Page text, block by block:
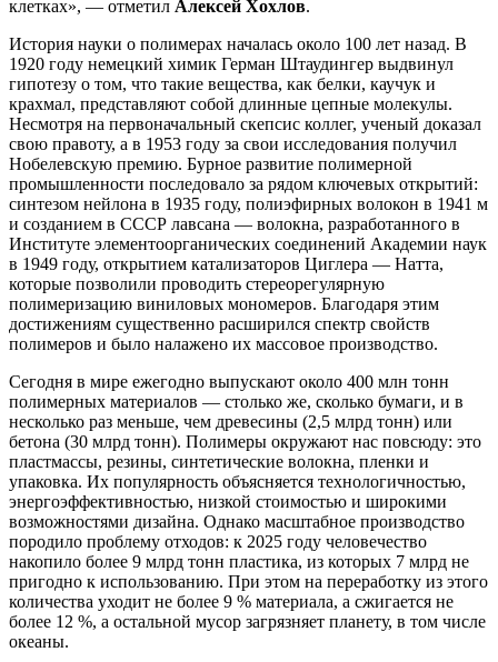
клетках», — отметил Алексей Хохлов.
История науки о полимерах началась около 100 лет назад. В
1920 году немецкий химик Герман Штаудингер выдвинул
гипотезу о том, что такие вещества, как белки, каучук и
крахмал, представляют собой длинные цепные молекулы.
Несмотря на первоначальный скепсис коллег, ученый доказал
свою правоту, а в 1953 году за свои исследования получил
Нобелевскую премию. Бурное развитие полимерной
промышленности последовало за рядом ключевых открытий:
синтезом нейлона в 1935 году, полиэфирных волокон в 1941 м
и созданием в СССР лавсана — волокна, разработанного в
Институте элементоорганических соединений Академии наук
в 1949 году, открытием катализаторов Циглера — Натта,
которые позволили проводить стереорегулярную
полимеризацию виниловых мономеров. Благодаря этим
достижениям существенно расширился спектр свойств
полимеров и было налажено их массовое производство.
Сегодня в мире ежегодно выпускают около 400 млн тонн
полимерных материалов — столько же, сколько бумаги, и в
несколько раз меньше, чем древесины (2,5 млрд тонн) или
бетона (30 млрд тонн). Полимеры окружают нас повсюду: это
пластмассы, резины, синтетические волокна, пленки и
упаковка. Их популярность объясняется технологичностью,
энергоэффективностью, низкой стоимостью и широкими
возможностями дизайна. Однако масштабное производство
породило проблему отходов: к 2025 году человечество
накопило более 9 млрд тонн пластика, из которых 7 млрд не
пригодно к использованию. При этом на переработку из этого
количества уходит не более 9 % материала, а сжигается не
более 12 %, а остальной мусор загрязняет планету, в том числе
океаны.